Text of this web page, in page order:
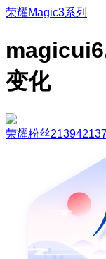
荣耀Magic3系列
变化
荣耀粉丝